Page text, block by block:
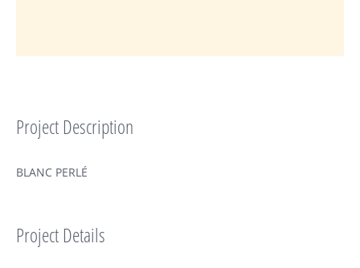
Project Description
BLANC PERLÉ
Project Details